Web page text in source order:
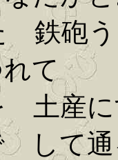
鉄砲
て
土産に
して通